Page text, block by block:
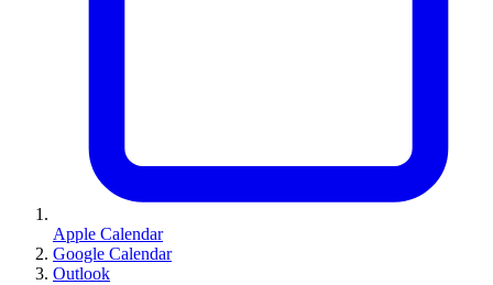
Apple Calendar
Google Calendar
Outlook